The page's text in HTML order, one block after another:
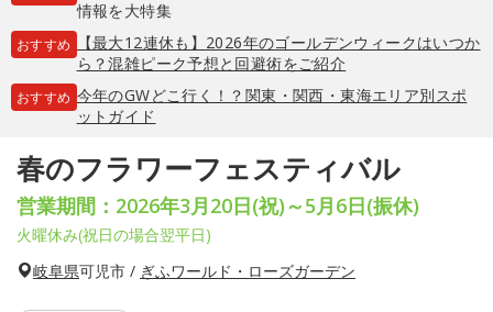
情報を大特集
おすすめ
【最大12連休も】2026年のゴールデンウィークはいつか
ら？混雑ピーク予想と回避術をご紹介
おすすめ 今年のGWどこ行く！？関東・関西・東海エリア別スポ
ットガイド
春のフラワーフェスティバル
営業期間：2026年3月20日(祝)～5月6日(振休)
火曜休み(祝日の場合翌平日)
岐阜県可児市 / ぎふワールド・ローズガーデン